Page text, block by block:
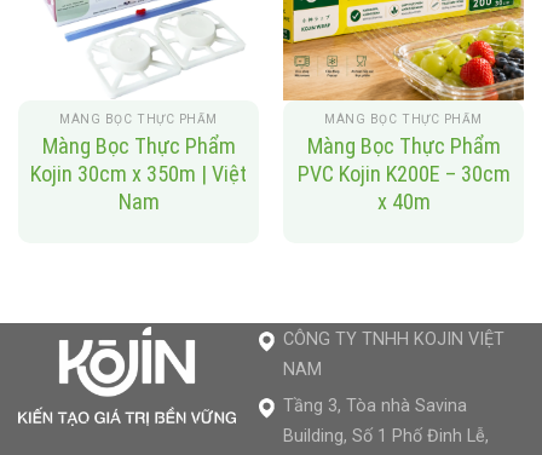
MÀNG BỌC THỰC PHẨM
Màng Bọc Thực Phẩm
Kojin 30cm x 350m | Việt
Nam
MÀNG BỌC THỰC PHẨM
Màng Bọc Thực Phẩm
PVC Kojin K200E – 30cm
x 40m
CÔNG TY TNHH KOJIN VIỆT
NAM
Tầng 3, Tòa nhà Savina
Building, Số 1 Phố Đinh Lễ,